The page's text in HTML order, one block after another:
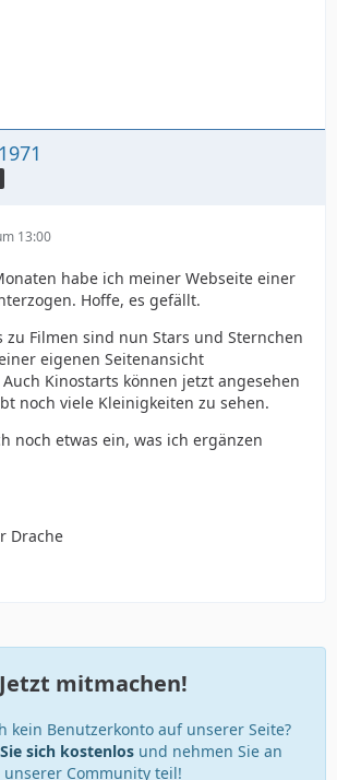
13:00
habe ich meiner Webseite einer
Hoffe, es gefällt.
zu Filmen sind nun Stars und Sternchen
eigenen Seitenansicht
Kinostarts können jetzt angesehen
noch viele Kleinigkeiten zu sehen.
noch etwas ein, was ich ergänzen
Drache
Jetzt mitmachen!
kein Benutzerkonto auf unserer Seite?
sich kostenlosund nehmen Sie an
unserer Community teil!